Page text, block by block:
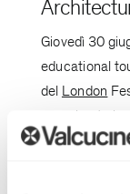
Giovedì 30
educational
del London
organizzata
inserita [...]